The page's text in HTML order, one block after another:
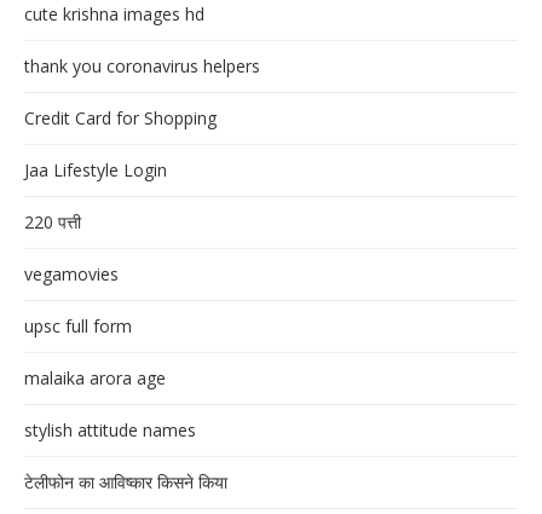
cute krishna images hd
thank you coronavirus helpers
Credit Card for Shopping
Jaa Lifestyle Login
220 पत्ती
vegamovies
upsc full form
malaika arora age
stylish attitude names
टेलीफोन का आविष्कार किसने किया